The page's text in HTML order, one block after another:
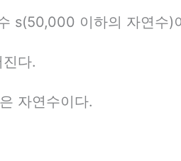
s(50,000 이하의 자연수)
다.
자연수이다.